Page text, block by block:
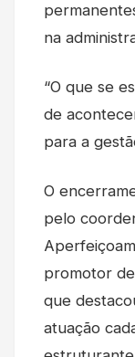
na
“O que se
de
para a
O
pelo
promotor
que
atuação